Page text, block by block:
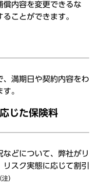
償内容を変更できるな
ことができます。
満期日や契約内容をわ
。
じた保険料
どについて、弊社がリ
スク実態に応じて割引
注）